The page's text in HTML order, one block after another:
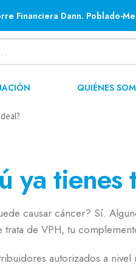
Financiera Dann. Poblado-
QUIÉNES
ya
causar cáncer? Sí.
trata de VPH, tu
autorizados a